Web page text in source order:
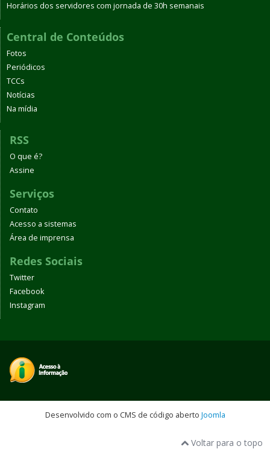
Horários dos servidores com jornada de 30h semanais
Central de Conteúdos
Fotos
Periódicos
TCCs
Notícias
Na mídia
RSS
O que é?
Assine
Serviços
Contato
Acesso a sistemas
Área de imprensa
Redes Sociais
Twitter
Facebook
Instagram
Desenvolvido com o CMS de código aberto Joomla
Voltar para o topo